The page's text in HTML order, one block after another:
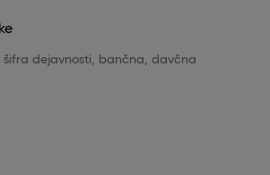
šifra dejavnosti, bančna, davčna